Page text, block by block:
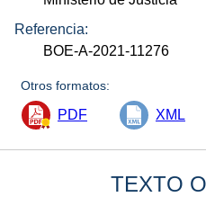
Referencia:
BOE-A-2021-11276
Otros formatos:
PDF XML
TEXTO